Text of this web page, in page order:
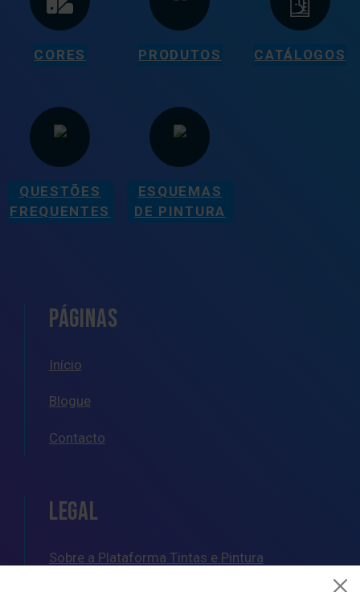
CORES PRODUTOS CATÁLOGOS
QUESTÕES
FREQUENTES
ESQUEMAS
DE PINTURA
PÁGINAS
Início
Blogue
Contacto
LEGAL
Sobre a Plataforma Tintas e Pintura